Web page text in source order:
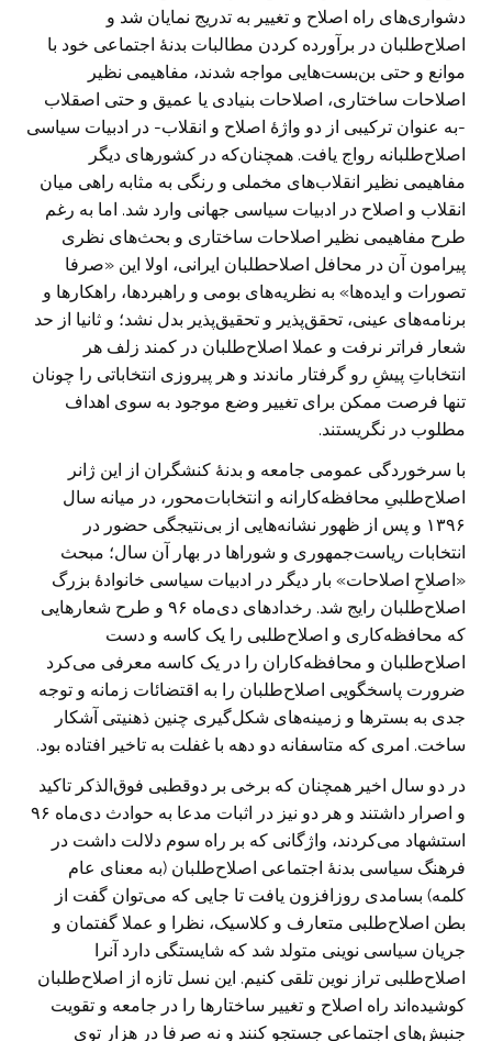
دشواری‌های راه اصلاح و تغییر به تدریج نمایان شد و
اصلاح‌طلبان در برآورده کردن مطالبات بدنۀ اجتماعی خود با
موانع و حتی بن‌بست‌هایی مواجه شدند، مفاهیمی نظیر
اصلاحات ساختاری، اصلاحات بنیادی یا عمیق و حتی اصقلاب
-به عنوان ترکیبی از دو واژۀ اصلاح و انقلاب- در ادبیات سیاسی
اصلاح‌طلبانه رواج یافت. همچنان‌که در کشورهای دیگر
مفاهیمی نظیر انقلاب‌های مخملی و رنگی به مثابه راهی میان
انقلاب و اصلاح در ادبیات سیاسی جهانی وارد شد. اما به رغم
طرح مفاهیمی نظیر اصلاحات ساختاری و بحث‌های نظری
پیرامون آن در محافل اصلاحطلبان ایرانی، اولا این «صرفا
تصورات و ایده‌ها» به نظریه‌های بومی و راهبردها، راهکارها و
برنامه‌های عینی، تحقق‌پذیر و تحقیق‌پذیر بدل نشد؛ و ثانیا از حد
شعار فراتر نرفت و عملا اصلاح‌طلبان در کمند زلف هر
انتخاباتِ پیشِ رو گرفتار ماندند و هر پیروزی انتخاباتی را چونان
تنها فرصت ممکن برای تغییر وضع موجود به سوی اهداف
مطلوب در نگریستند.
با سرخوردگی عمومی جامعه و بدنۀ کنشگران از این ژانر
اصلاح‌طلبیِ محافظه‌کارانه و انتخابات‌محور، در میانه سال
۱۳۹۶ و پس از ظهور نشانه‌هایی از بی‌نتیجگی حضور در
انتخابات ریاست‌جمهوری و شوراها در بهار آن سال؛ مبحث
«اصلاحِ اصلاحات» بار دیگر در ادبیات سیاسی خانوادۀ بزرگ
اصلاح‌طلبان رایج شد. رخدادهای دی‌ماه ۹۶ و طرح شعارهایی
که محافظه‌کاری و اصلاح‌طلبی را یک کاسه و دست
اصلاح‌طلبان و محافظه‌کاران را در یک کاسه معرفی می‌کرد
ضرورت پاسخگویی اصلاح‌طلبان را به اقتضائات زمانه و توجه
جدی به بسترها و زمینه‌های شکل‌گیری چنین ذهنیتی آشکار
ساخت. امری که متاسفانه دو دهه با غفلت به تاخیر افتاده بود.
در دو سال اخیر همچنان که برخی بر دوقطبی فوق‌الذکر تاکید
و اصرار داشتند و هر دو نیز در اثبات مدعا به حوادث دی‌ماه ۹۶
استشهاد می‌کردند، واژگانی که بر راه سوم دلالت داشت در
فرهنگ سیاسی بدنۀ اجتماعی اصلاح‌طلبان (به معنای عام
کلمه) بسامدی روزافزون یافت تا جایی که می‌توان گفت از
بطن اصلاح‌طلبی متعارف و کلاسیک، نظرا و عملا گفتمان و
جریان سیاسی نوینی متولد شد که شایستگی دارد آنرا
اصلاح‌طلبی تراز نوین تلقی کنیم. این نسل تازه از اصلاح‌طلبان
کوشیده‌اند راه اصلاح و تغییر ساختارها را در جامعه و تقویت
جنبش‌های اجتماعی جستجو کنند و نه صرفا در هزار توی